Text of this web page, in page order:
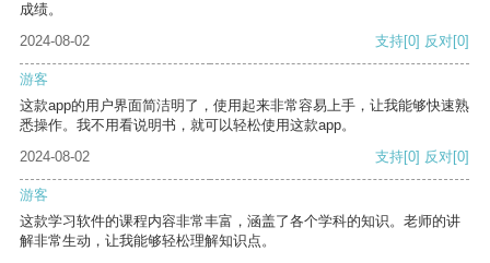
成绩。
2024-08-02
支持[0] 反对[0]
游客
这款app的用户界面简洁明了，使用起来非常容易上手，让我能够快速熟
悉操作。我不用看说明书，就可以轻松使用这款app。
2024-08-02
支持[0] 反对[0]
游客
这款学习软件的课程内容非常丰富，涵盖了各个学科的知识。老师的讲
解非常生动，让我能够轻松理解知识点。